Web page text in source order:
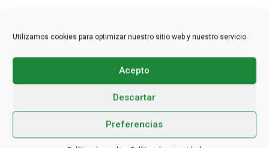
Utilizamos cookies para optimizar nuestro sitio web y nuestro servicio.
Acepto
Descartar
Preferencias